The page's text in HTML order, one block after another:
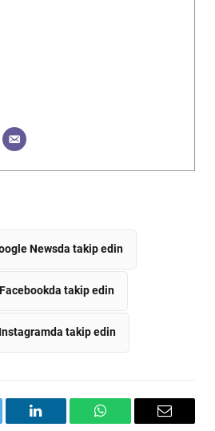
Newsda takip edin
Facebookda takip edin
Instagramda takip edin
LinkedIn WhatsAppEmail